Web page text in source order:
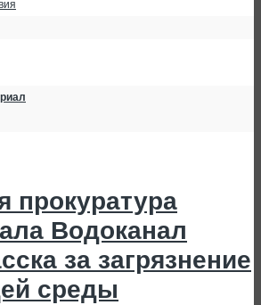
прокуратура
Водоканал
за загрязнение
среды